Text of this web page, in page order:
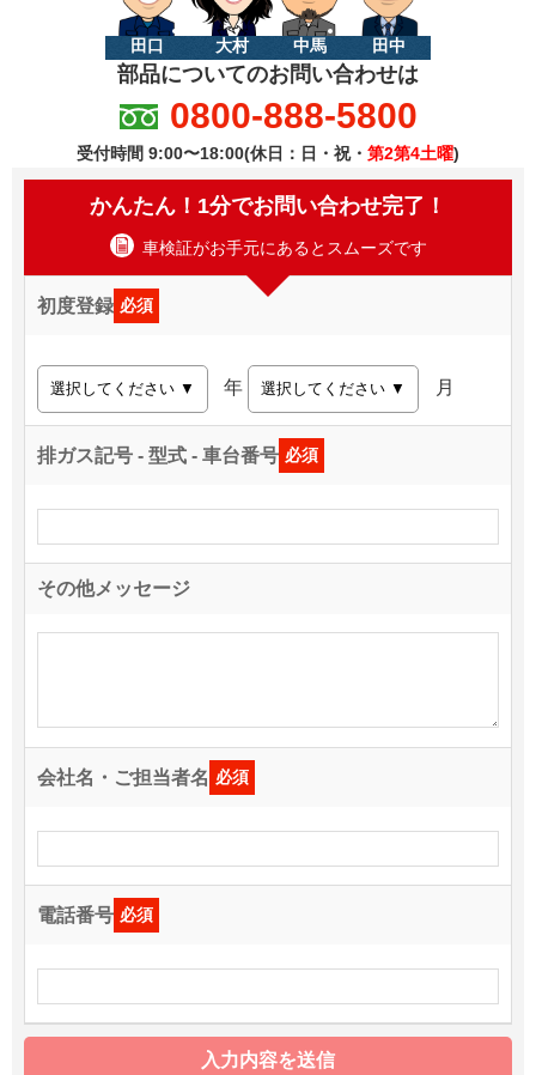
田口 大村 中馬 田中
部品についてのお問い合わせは
0800-888-5800
受付時間 9:00〜18:00(休日：日・祝・ 第2第4土曜)
かんたん！1分でお問い合わせ完了！
車検証がお手元にあるとスムーズです
初度登録 必須
年 月
排ガス記号 - 型式 - 車台番号 必須
その他メッセージ
会社名・ご担当者名 必須
電話番号 必須
入力内容を送信